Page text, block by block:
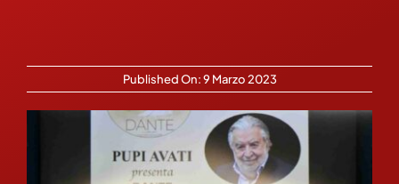
Published On: 9 Marzo 2023